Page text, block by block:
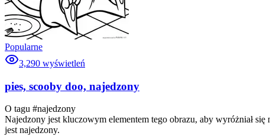
Popularne
3,290 wyświetleń
pies, scooby doo, najedzony
O tagu #najedzony
Najedzony jest kluczowym elementem tego obrazu, aby wyróżniał
jest najedzony.